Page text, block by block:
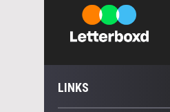
LINKS